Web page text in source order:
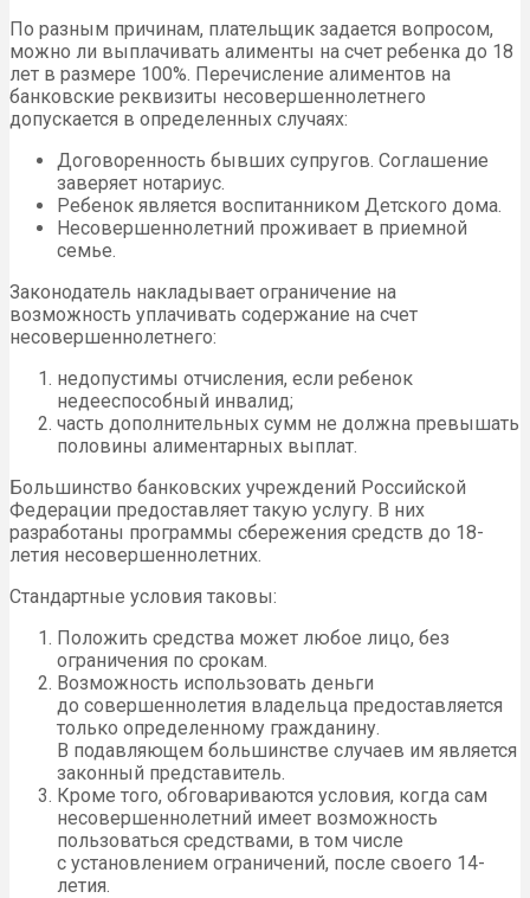
По разным причинам, плательщик задается вопросом,
можно ли выплачивать алименты на счет ребенка до 18
лет в размере 100%. Перечисление алиментов на
банковские реквизиты несовершеннолетнего
допускается в определенных случаях:
Договоренность бывших супругов. Соглашение
заверяет нотариус.
Ребенок является воспитанником Детского дома.
Несовершеннолетний проживает в приемной
семье.
Законодатель накладывает ограничение на
возможность уплачивать содержание на счет
несовершеннолетнего:
недопустимы отчисления, если ребенок
недееспособный инвалид;
часть дополнительных сумм не должна превышать
половины алиментарных выплат.
Большинство банковских учреждений Российской
Федерации предоставляет такую услугу. В них
разработаны программы сбережения средств до 18-
летия несовершеннолетних.
Стандартные условия таковы:
Положить средства может любое лицо, без
ограничения по срокам.
Возможность использовать деньги
до совершеннолетия владельца предоставляется
только определенному гражданину.
В подавляющем большинстве случаев им является
законный представитель.
Кроме того, обговариваются условия, когда сам
несовершеннолетний имеет возможность
пользоваться средствами, в том числе
с установлением ограничений, после своего 14-
летия.